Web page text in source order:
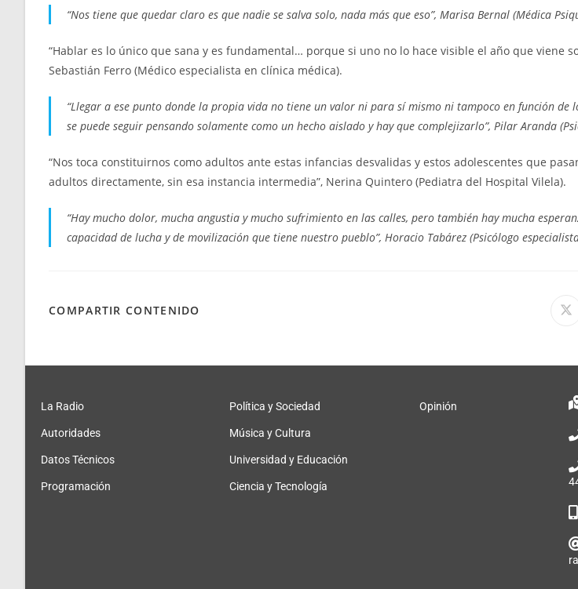
“Nos tiene que quedar claro es que nadie se salva solo, nada más que eso”, Marisa Bernal (Médica
“Hablar es lo único que sana y es fundamental… porque si uno no lo hace visible el año que viene
Sebastián Ferro (Médico especialista en clínica médica).
“Llegar a ese punto donde la propia vida no tiene un valor ni para sí mismo ni tampoco en función de
se puede seguir pensando solamente como un hecho aislado y hay que complejizarlo”, Pilar Aranda
“Nos toca constituirnos como adultos ante estas infancias desvalidas y estos adolescentes que
adultos directamente, sin esa instancia intermedia”, Nerina Quintero (Pediatra del Hospital Vilela).
“Hay mucho dolor, mucha angustia y mucho sufrimiento en las calles, pero también hay mucha
capacidad de lucha y de movilización que tiene nuestro pueblo”, Horacio Tabárez (Psicólogo
COMPARTIR CONTENIDO
La Radio
Autoridades
Datos Técnicos
Programación
Política y Sociedad
Música y Cultura
Universidad y Educación
Ciencia y Tecnología
Opinión